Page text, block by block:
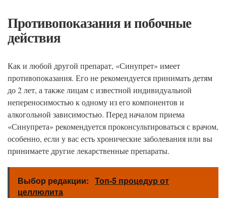
Противопоказания и побочные
действия
Как и любой другой препарат, «Синупрет» имеет
противопоказания. Его не рекомендуется принимать детям
до 2 лет, а также лицам с известной индивидуальной
непереносимостью к одному из его компонентов и
алкогольной зависимостью. Перед началом приема
«Синупрета» рекомендуется проконсультироваться с врачом,
особенно, если у вас есть хронические заболевания или вы
принимаете другие лекарственные препараты.
Выбор редакции: Топ-5 процедур от
целлюлита